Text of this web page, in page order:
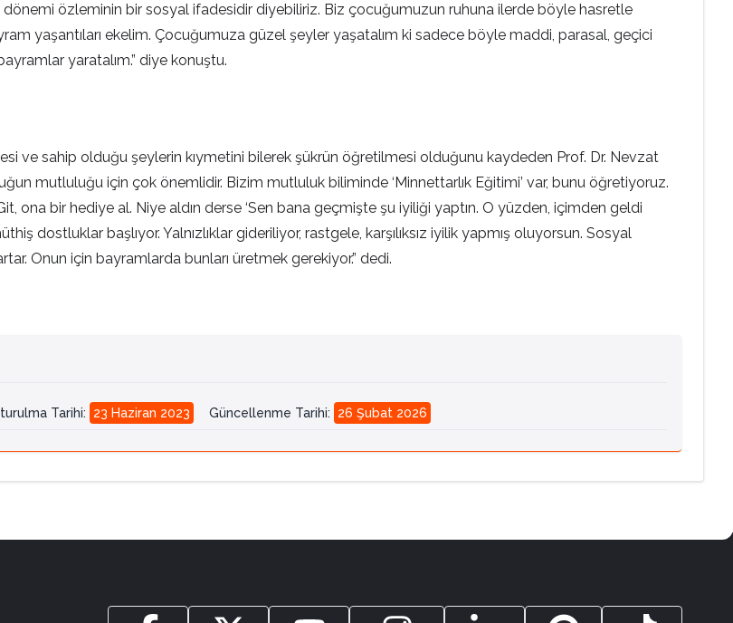
özleminin bir sosyal ifadesidir diyebiliriz. Biz çocuğumuzun ruhuna ilerde böyle hasretle
yaşantıları ekelim. Çocuğumuza güzel şeyler yaşatalım ki sadece böyle maddi, parasal, geçici
yaratalım.” diye konuştu.
ve sahip olduğu şeylerin kıymetini bilerek şükrün öğretilmesi olduğunu kaydeden Prof. Dr. Nevzat
mutluluğu için çok önemlidir. Bizim mutluluk biliminde ‘Minnettarlık Eğitimi’ var, bunu öğretiyoruz.
ona bir hediye al. Niye aldın derse ‘Sen bana geçmişte şu iyiliği yaptın. O yüzden, içimden geldi
dostluklar başlıyor. Yalnızlıklar gideriliyor, rastgele, karşılıksız iyilik yapmış oluyorsun. Sosyal
Onun için bayramlarda bunları üretmek gerekiyor.” dedi.
Tarihi: 23 Haziran 2023 Güncellenme Tarihi: 26 Şubat 2026